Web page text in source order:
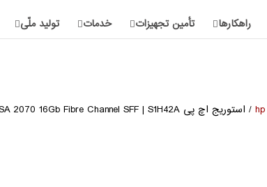
راهکارها تأمین تجهیزات خدمات تولید ملّی
/ استوریج اچ پی HPE MSA 2070 16Gb Fibre Channel SFF | S1H42A